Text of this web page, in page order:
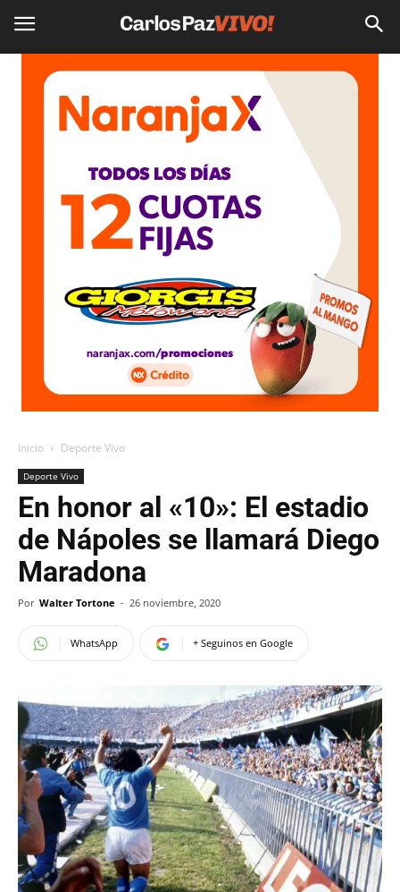
Inicio Deporte Vivo
Deporte Vivo
En honor al «10»: El estadio
de Nápoles se llamará Diego
Maradona
Por Walter Tortone - 26 noviembre, 2020
WhatsApp + Seguinos en Google